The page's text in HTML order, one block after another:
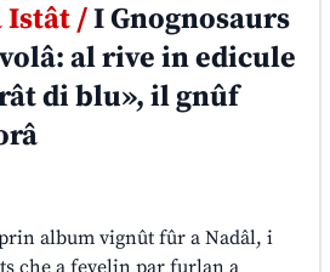
Istât /I Gnognosaurs
al rive in edicule
di blu», il gnûf
album vignût fûr a Nadâl, i